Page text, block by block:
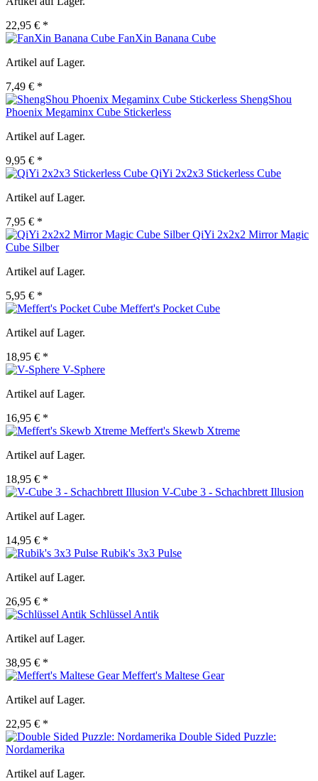
22,95 € *
FanXin Banana Cube
Artikel auf Lager.
7,49 € *
ShengShou
Phoenix Megaminx Cube Stickerless
Artikel auf Lager.
9,95 € *
QiYi 2x2x3 Stickerless Cube
Artikel auf Lager.
7,95 € *
QiYi 2x2x2 Mirror Magic
Cube Silber
Artikel auf Lager.
5,95 € *
Meffert's Pocket Cube
Artikel auf Lager.
18,95 € *
V-Sphere
Artikel auf Lager.
16,95 € *
Meffert's Skewb Xtreme
Artikel auf Lager.
18,95 € *
V-Cube 3 - Schachbrett Illusion
Artikel auf Lager.
14,95 € *
Rubik's 3x3 Pulse
Artikel auf Lager.
26,95 € *
Schlüssel Antik
Artikel auf Lager.
38,95 € *
Meffert's Maltese Gear
Artikel auf Lager.
22,95 € *
Double Sided Puzzle:
Nordamerika
Artikel auf Lager.